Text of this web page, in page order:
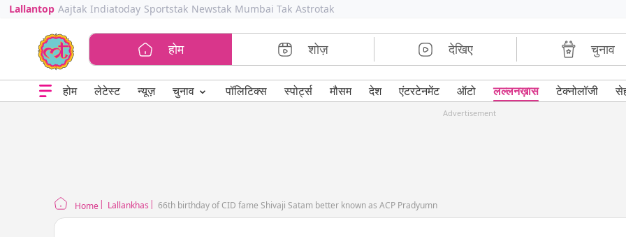
Lallantop Aajtak Indiatoday Sportstak Newstak Mumbai Tak Astrotak
होम शोज़ देखिए चुनाव
होम लेटेस्ट न्यूज़ चुनाव ⌄ पॉलिटिक्स स्पोर्ट्स मौसम देश एंटरटेनमेंट ऑटो लल्लनख़ास टेक्नोलॉजी
Advertisement
Home Lallankhas 66th birthday of CID fame Shivaji Satam better known as ACP Pradyumn